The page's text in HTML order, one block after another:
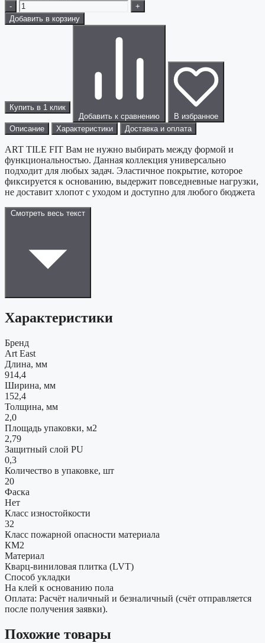
-
+
Добавить в корзину
Купить в 1 клик
Добавить к сравнению
В избранное
Описание
Характеристики Доставка и оплата
ART TILE FIT Вам не нужно выбирать между формой и
функциональностью. Данная коллекция универсально
подходит для любых задач. Эластичное покрытие, которое
фиксируется к основанию, выдержит повседневные нагрузки,
не доставит хлопот с уходом и доступно для любого бюджета
Смотреть весь текст
Характеристики
Бренд
Art East
Длина, мм
914,4
Ширина, мм
152,4
Толщина, мм
2,0
Площадь упаковки, м2
2,79
Защитный слой PU
0,3
Количество в упаковке, шт
20
Фаска
Нет
Класс изностойкости
32
Класс пожарной опасности материала
КМ2
Материал
Кварц-виниловая плитка (LVT)
Способ укладки
На клей к основанию пола
Оплата: Расчёт наличный и безналичный (счёт отправляется
после получения заявки).
Похожие товары